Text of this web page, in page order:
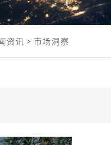
资讯 > 市场洞察